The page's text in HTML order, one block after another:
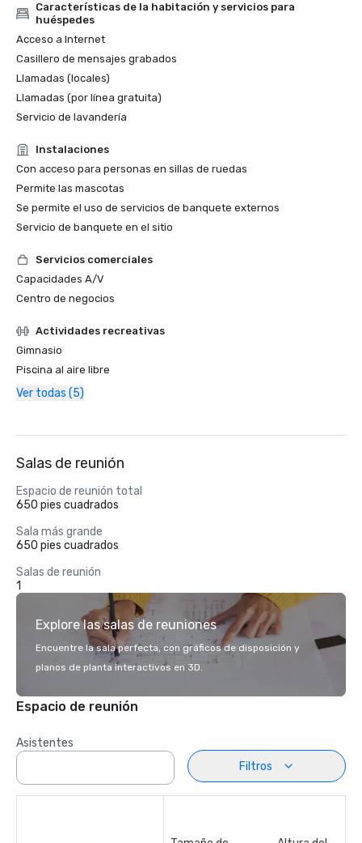
Características de la habitación y servicios para
huéspedes
Acceso a Internet
Casillero de mensajes grabados
Llamadas (locales)
Llamadas (por línea gratuita)
Servicio de lavandería
Instalaciones
Con acceso para personas en sillas de ruedas
Permite las mascotas
Se permite el uso de servicios de banquete externos
Servicio de banquete en el sitio
Servicios comerciales
Capacidades A/V
Centro de negocios
Actividades recreativas
Gimnasio
Piscina al aire libre
Ver todas (5)
Salas de reunión
Espacio de reunión total
650 pies cuadrados
Sala más grande
650 pies cuadrados
Salas de reunión
1
Explore las salas de reuniones
Encuentre la sala perfecta, con gráficos de disposición y
planos de planta interactivos en 3D.
Espacio de reunión
Asistentes
Filtros